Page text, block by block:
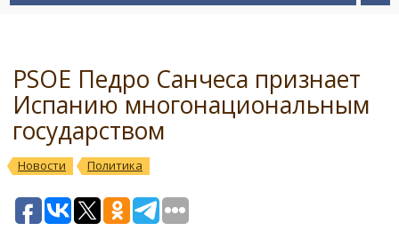
PSOE Педро Санчеса признает
Испанию многонациональным
государством
Новости Политика